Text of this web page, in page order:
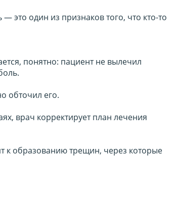
это один из признаков того, что кто-то
понятно: пациент не вылечил
обточил его.
врач корректирует план лечения
к образованию трещин, через которые